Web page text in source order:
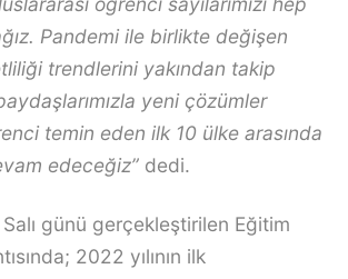
Pandemi ile birlikte değişen
trendlerini yakından takip
yeni çözümler
temin eden ilk 10 ülke arasında
edeceğiz” dedi.
günü gerçekleştirilen Eğitim
2022 yılının ilk